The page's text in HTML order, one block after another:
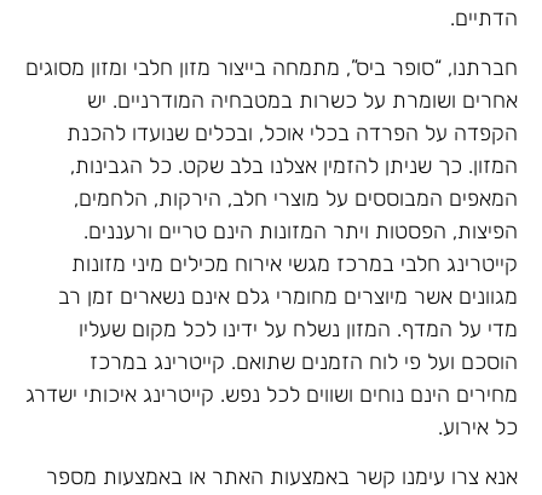
הדתיים.
חברתנו, “סופר ביס”, מתמחה בייצור מזון חלבי ומזון מסוגים
אחרים ושומרת על כשרות במטבחיה המודרניים. יש
הקפדה על הפרדה בכלי אוכל, ובכלים שנועדו להכנת
המזון. כך שניתן להזמין אצלנו בלב שקט. כל הגבינות,
המאפים המבוססים על מוצרי חלב, הירקות, הלחמים,
הפיצות, הפסטות ויתר המזונות הינם טריים ורעננים.
קייטרינג חלבי במרכז מגשי אירוח מכילים מיני מזונות
מגוונים אשר מיוצרים מחומרי גלם אינם נשארים זמן רב
מדי על המדף. המזון נשלח על ידינו לכל מקום שעליו
הוסכם ועל פי לוח הזמנים שתואם. קייטרינג במרכז
מחירים הינם נוחים ושווים לכל נפש. קייטרינג איכותי ישדרג
כל אירוע.
אנא צרו עימנו קשר באמצעות האתר או באמצעות מספר